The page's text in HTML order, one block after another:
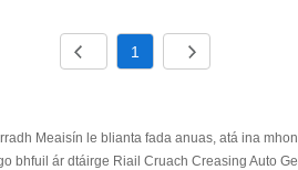
1
Meaisín le blianta fada anuas, atá ina
bhfuil ár dtáirge Riail Cruach Creasing Auto